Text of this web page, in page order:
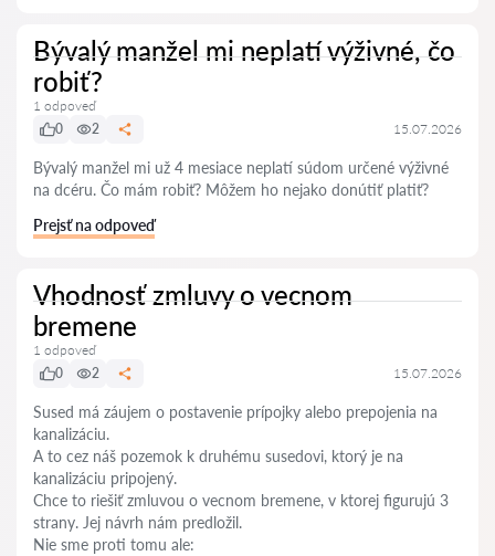
Bývalý manžel mi neplatí výživné, čo
robiť?
1 odpoveď
0
2 15.07.2026
Bývalý manžel mi už 4 mesiace neplatí súdom určené výživné
na dcéru. Čo mám robiť? Môžem ho nejako donútiť platiť?
Prejsť na odpoveď
Vhodnosť zmluvy o vecnom
bremene
1 odpoveď
0
2 15.07.2026
Sused má záujem o postavenie prípojky alebo prepojenia na
kanalizáciu.
A to cez náš pozemok k druhému susedovi, ktorý je na
kanalizáciu pripojený.
Chce to riešiť zmluvou o vecnom bremene, v ktorej figurujú 3
strany. Jej návrh nám predložil.
Nie sme proti tomu ale: